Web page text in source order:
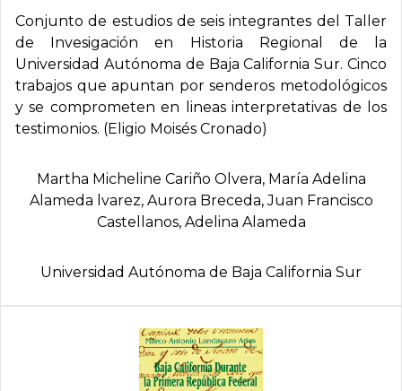
Conjunto de estudios de seis integrantes del Taller
de Invesigación en Historia Regional de la
Universidad Autónoma de Baja California Sur. Cinco
trabajos que apuntan por senderos metodológicos
y se comprometen en lineas interpretativas de los
testimonios. (Eligio Moisés Cronado)
Martha Micheline Cariño Olvera, Marí­a Adelina
Alameda lvarez, Aurora Breceda, Juan Francisco
Castellanos, Adelina Alameda
Universidad Autónoma de Baja California Sur